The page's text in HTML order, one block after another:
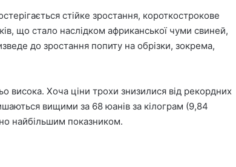
стійке зростання, короткострокове
що стало наслідком африканської чуми свиней,
до зростання попиту на обрізки, зокрема,
висока. Хоча ціни трохи знизилися від рекордних
вищими за 68 юанів за кілограм (9,84
найбільшим показником.